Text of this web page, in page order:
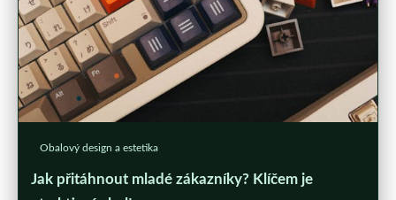
Obalový design a estetika
Jak přitáhnout mladé zákazníky? Klíčem je